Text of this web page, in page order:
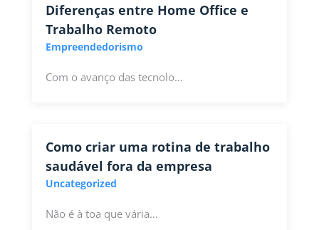
Diferenças entre Home Office e
Trabalho Remoto
Empreendedorismo
Com o avanço das tecnolo…
Como criar uma rotina de trabalho
saudável fora da empresa
Uncategorized
Não é à toa que vária…